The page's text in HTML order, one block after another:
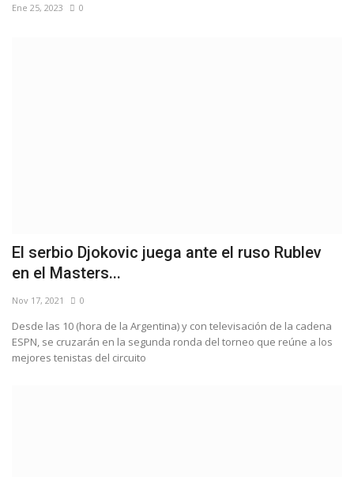
Ene 25, 2023 0
El serbio Djokovic juega ante el ruso Rublev
en el Masters...
Nov 17, 2021 0
Desde las 10 (hora de la Argentina) y con televisación de la cadena
ESPN, se cruzarán en la segunda ronda del torneo que reúne a los
mejores tenistas del circuito